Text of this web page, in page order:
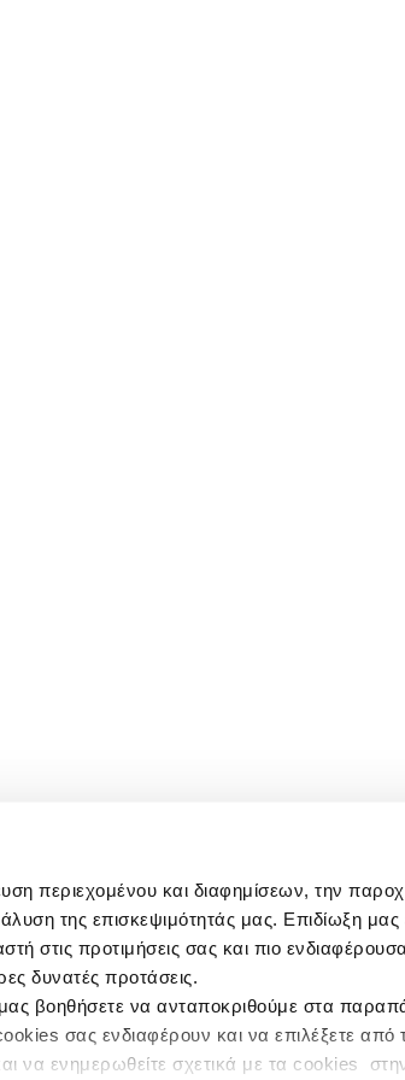
περιεχομένου και διαφημίσεων, την
της επισκεψιμότητάς μας. Επιδίωξη μας
στις προτιμήσεις σας και πιο
δυνατές προτάσεις.
μας βοηθήσετε να ανταποκριθούμε στα
σας ενδιαφέρουν και να επιλέξετε από
να ενημερωθείτε σχετικά με τα cookies